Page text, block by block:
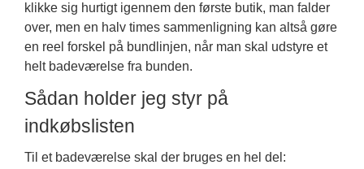
klikke sig hurtigt igennem den første butik, man falder
over, men en halv times sammenligning kan altså gøre
en reel forskel på bundlinjen, når man skal udstyre et
helt badeværelse fra bunden.
Sådan holder jeg styr på
indkøbslisten
Til et badeværelse skal der bruges en hel del: